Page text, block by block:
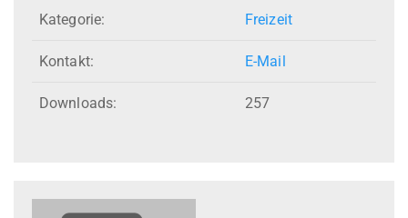
Kategorie: Freizeit
Kontakt: E-Mail
Downloads: 257